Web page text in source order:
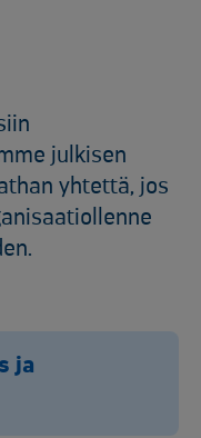
julkisen
yhtettä, jos
ja